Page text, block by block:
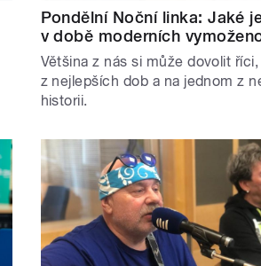
Pondělní Noční linka: Jaké
v době moderních
Většina z nás si může dovolit
z nejlepších dob a na jednom z
historii.